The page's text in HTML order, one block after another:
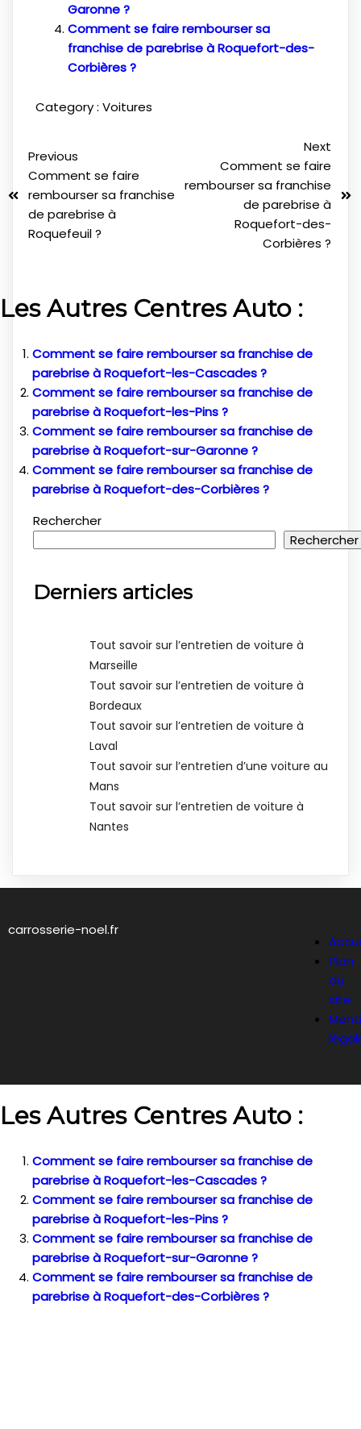
Garonne ?
Comment se faire rembourser sa
franchise de parebrise à Roquefort-des-
Corbières ?
Category : Voitures
Previous
Comment se faire
rembourser sa franchise
de parebrise à
Roquefeuil ?
Next
Comment se faire
rembourser sa franchise
de parebrise à
Roquefort-des-
Corbières ?
Les Autres Centres Auto :
Comment se faire rembourser sa franchise de
parebrise à Roquefort-les-Cascades ?
Comment se faire rembourser sa franchise de
parebrise à Roquefort-les-Pins ?
Comment se faire rembourser sa franchise de
parebrise à Roquefort-sur-Garonne ?
Comment se faire rembourser sa franchise de
parebrise à Roquefort-des-Corbières ?
Rechercher
Rechercher
Derniers articles
Tout savoir sur l’entretien de voiture à
Marseille
Tout savoir sur l’entretien de voiture à
Bordeaux
Tout savoir sur l’entretien de voiture à
Laval
Tout savoir sur l’entretien d’une voiture au
Mans
Tout savoir sur l’entretien de voiture à
Nantes
carrosserie-noel.fr
Plan
du
site
Les Autres Centres Auto :
Comment se faire rembourser sa franchise de
parebrise à Roquefort-les-Cascades ?
Comment se faire rembourser sa franchise de
parebrise à Roquefort-les-Pins ?
Comment se faire rembourser sa franchise de
parebrise à Roquefort-sur-Garonne ?
Comment se faire rembourser sa franchise de
parebrise à Roquefort-des-Corbières ?